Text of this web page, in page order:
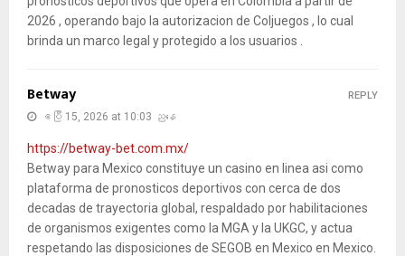
2026 , operando bajo la autorizacion de Coljuegos , lo cual
brinda un marco legal y protegido a los usuarios .
Betway
ဧပြီ 15, 2026 at 10:03 ညနေ
https://betway-bet.com.mx/
Betway para Mexico constituye un casino en linea asi como
plataforma de pronosticos deportivos con cerca de dos
decadas de trayectoria global, respaldado por habilitaciones
de organismos exigentes como la MGA y la UKGC, y actua
respetando las disposiciones de SEGOB en Mexico en Mexico.
REPLY